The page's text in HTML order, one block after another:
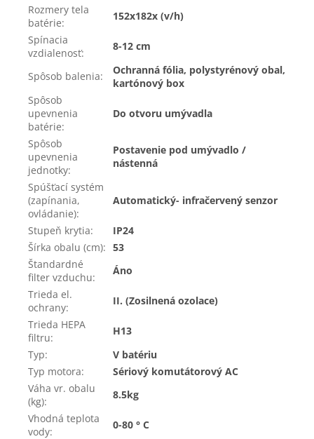
Rozmery tela
batérie:
152x182x (v/h)
Spínacia
vzdialenosť:
8-12 cm
Spôsob balenia:
Ochranná fólia, polystyrénový obal,
kartónový box
Spôsob
upevnenia
batérie:
Do otvoru umývadla
Spôsob
upevnenia
jednotky:
Postavenie pod umývadlo /
nástenná
Spúšťací systém
(zapínania,
ovládanie):
Automatický- infračervený senzor
Stupeň krytia:
IP24
Šírka obalu (cm): 53
Štandardné
filter vzduchu:
Áno
Trieda el.
ochrany:
II. (Zosilnená ozolace)
Trieda HEPA
filtru:
H13
Typ:
V batériu
Typ motora:
Sériový komutátorový AC
Váha vr. obalu
(kg):
8.5kg
Vhodná teplota
vody:
0-80 ° C